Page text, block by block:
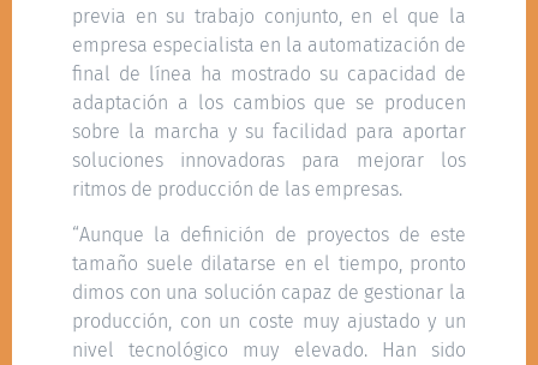
previa en su trabajo conjunto, en el que la
empresa especialista en la automatización de
final de línea ha mostrado su capacidad de
adaptación a los cambios que se producen
sobre la marcha y su facilidad para aportar
soluciones innovadoras para mejorar los
ritmos de producción de las empresas.
“Aunque la definición de proyectos de este
tamaño suele dilatarse en el tiempo, pronto
dimos con una solución capaz de gestionar la
producción, con un coste muy ajustado y un
nivel tecnológico muy elevado. Han sido